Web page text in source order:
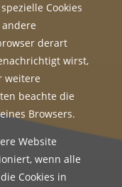
Cookies
derart
wirst,
weitere
beachte die
Browsers.
Website
wenn alle
Cookies in